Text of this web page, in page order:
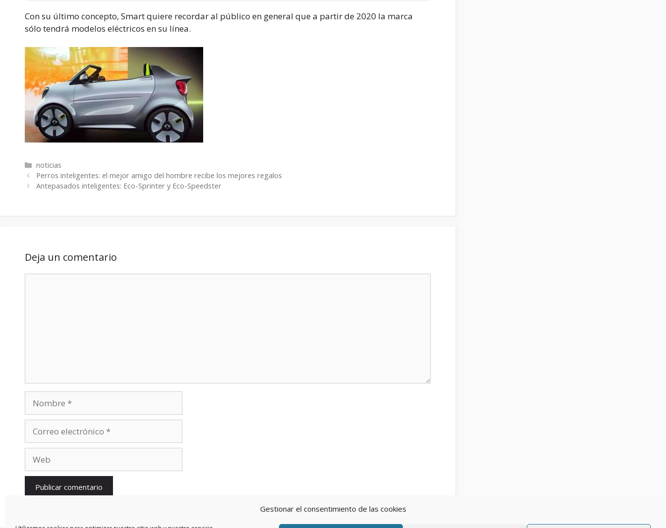
Gestionar el consentimiento de las cookies
Con su último concepto, Smart quiere recordar al público en general que a partir de 2020 la marca
sólo tendrá modelos eléctricos en su línea.
Categorías
noticias
Perros inteligentes: el mejor amigo del hombre recibe los mejores regalos
Antepasados inteligentes: Eco-Sprinter y Eco-Speedster
Deja un comentario
electrónico